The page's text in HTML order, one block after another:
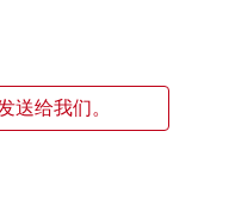
送给我们。